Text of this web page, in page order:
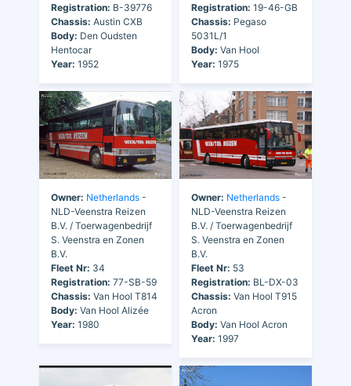
Registration: B-39776
Chassis: Austin CXB
Body: Den Oudsten
Hentocar
Year: 1952
Registration: 19-46-GB
Chassis: Pegaso
5031L/1
Body: Van Hool
Year: 1975
Owner: Netherlands -
NLD-Veenstra Reizen
B.V. / Toerwagenbedrijf
S. Veenstra en Zonen
B.V.
Fleet Nr: 34
Registration: 77-SB-59
Chassis: Van Hool T814
Body: Van Hool Alizée
Year: 1980
Owner: Netherlands -
NLD-Veenstra Reizen
B.V. / Toerwagenbedrijf
S. Veenstra en Zonen
B.V.
Fleet Nr: 53
Registration: BL-DX-03
Chassis: Van Hool T915
Acron
Body: Van Hool Acron
Year: 1997